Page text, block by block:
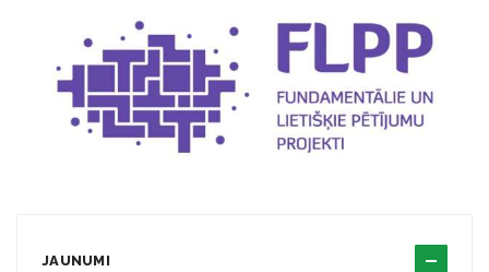
JAUNUMI